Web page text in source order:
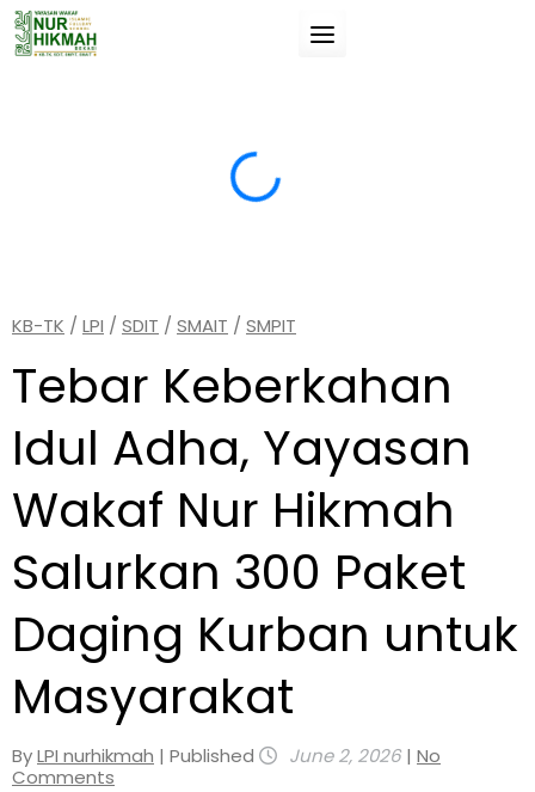
Skip
(Umar Bin Khathab).
KB-TK / LPI / SDIT / SMAIT / SMPIT
Tebar Keberkahan
Idul Adha, Yayasan
Wakaf Nur Hikmah
Salurkan 300 Paket
Daging Kurban untuk
Masyarakat
ByLPI nurhikmah | Published June 2, 2026 | No
Comments